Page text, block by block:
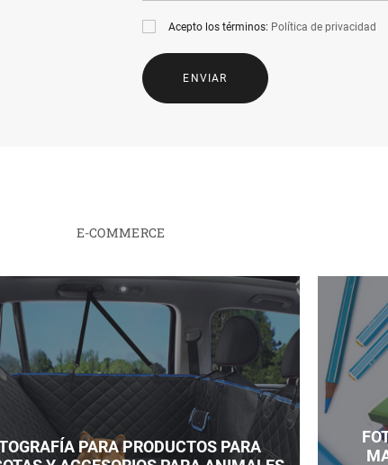
Acepto los términos: Política de privacidad
ENVIAR
E-COMMERCE
PARA PRODUCTOS PARA